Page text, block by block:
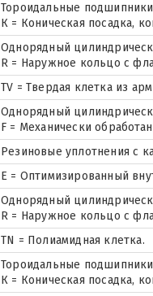
Тороидальные подшипники
К = Коническая посадка,
Однорядный
R = Наружное кольцо с
TV = Твердая клетка из
Однорядный
F = Механически
Резиновые уплотнения с
E = Оптимизированный
Однорядный
R = Наружное кольцо с
TN = Полиамидная клетка.
Тороидальные подшипники
К = Коническая посадка,